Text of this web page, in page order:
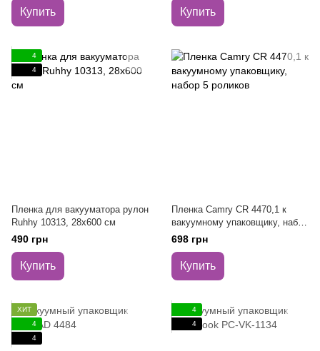
рулон пленки 3 м
Купить Купить
4
4
Пленка для вакууматора рулон
Ruhhy 10313, 28x600 см
490 грн
Купить
Пленка Camry CR 4470,1 к
вакуумному упаковщику, набор
5 роликов
698 грн
Купить
ХИТ
4
4
4
4